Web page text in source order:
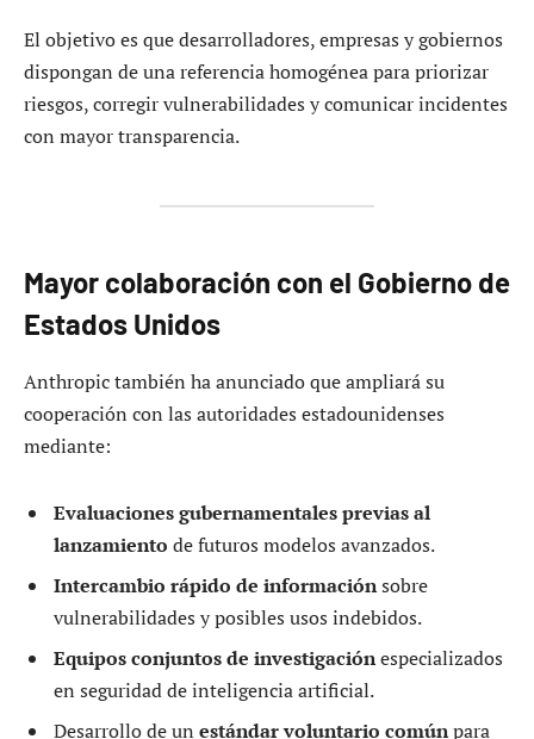
El objetivo es que desarrolladores, empresas y gobiernos
dispongan de una referencia homogénea para priorizar
riesgos, corregir vulnerabilidades y comunicar incidentes
con mayor transparencia.
Mayor colaboración con el Gobierno de
Estados Unidos
Anthropic también ha anunciado que ampliará su
cooperación con las autoridades estadounidenses
mediante:
Evaluaciones gubernamentales previas al
lanzamiento de futuros modelos avanzados.
Intercambio rápido de informaciónsobre
vulnerabilidades y posibles usos indebidos.
Equipos conjuntos de investigaciónespecializados
en seguridad de inteligencia artificial.
Desarrollo de un estándar voluntario comúnpara